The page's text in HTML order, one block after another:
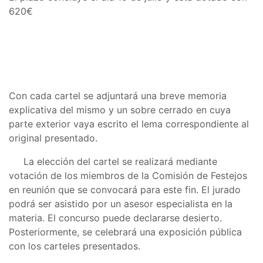
620€
Con cada cartel se adjuntará una breve memoria
explicativa del mismo y un sobre cerrado en cuya
parte exterior vaya escrito el lema correspondiente al
original presentado.
La elección del cartel se realizará mediante
votación de los miembros de la Comisión de Festejos
en reunión que se convocará para este fin. El jurado
podrá ser asistido por un asesor especialista en la
materia. El concurso puede declararse desierto.
Posteriormente, se celebrará una exposición pública
con los carteles presentados.